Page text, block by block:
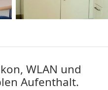
WLAN und
Aufenthalt.